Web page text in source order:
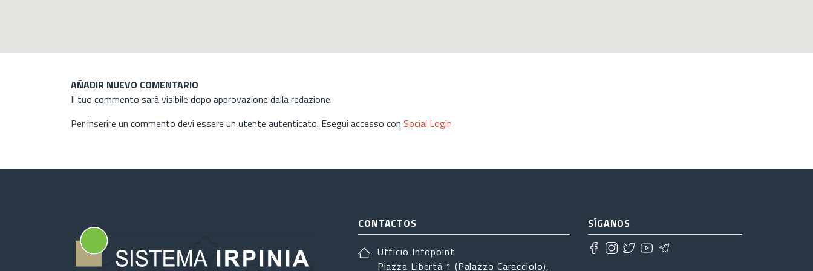
AÑADIR NUEVO COMENTARIO
Il tuo commento sarà visibile dopo approvazione dalla redazione.
Per inserire un commento devi essere un utente autenticato. Esegui accesso con Social Login
CONTACTOS
Ufficio Infopoint
Piazza Libertá 1 (Palazzo Caracciolo),
SÍGANOS